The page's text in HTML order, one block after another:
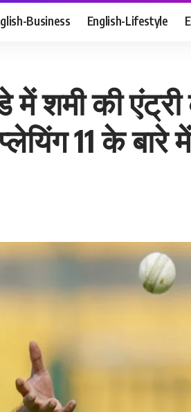
Business English-Lifestyle
शमी की
11 के बारे में